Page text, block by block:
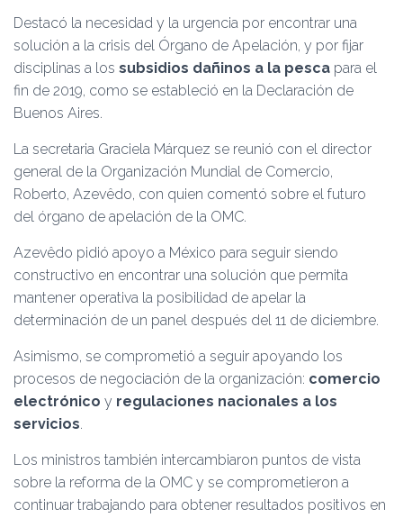
Destacó la necesidad y la urgencia por encontrar una
solución a la crisis del Órgano de Apelación, y por fijar
disciplinas a los subsidios dañinos a la pesca para el
fin de 2019, como se estableció en la Declaración de
Buenos Aires.
La secretaria Graciela Márquez se reunió con el director
general de la Organización Mundial de Comercio,
Roberto, Azevêdo, con quien comentó sobre el futuro
del órgano de apelación de la OMC.
Azevêdo pidió apoyo a México para seguir siendo
constructivo en encontrar una solución que permita
mantener operativa la posibilidad de apelar la
determinación de un panel después del 11 de diciembre.
Asimismo, se comprometió a seguir apoyando los
procesos de negociación de la organización: comercio
electrónico y regulaciones nacionales a los
servicios.
Los ministros también intercambiaron puntos de vista
sobre la reforma de la OMC y se comprometieron a
continuar trabajando para obtener resultados positivos en